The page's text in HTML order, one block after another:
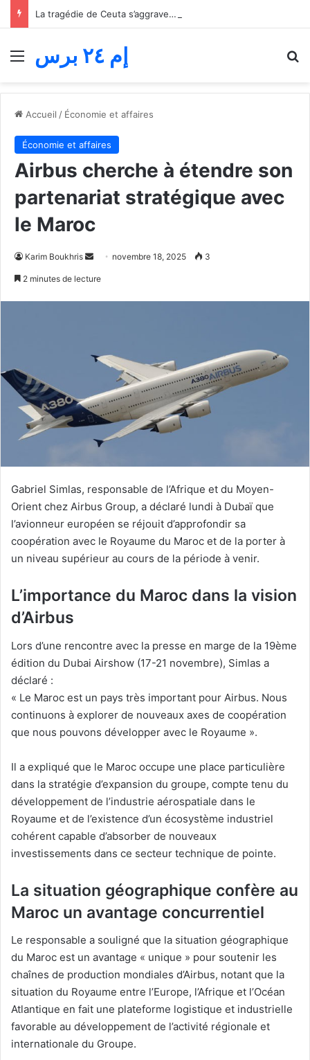
Menu إم ٢٤ برس
Accueil / Économie et affaires
Économie et affaires
Airbus cherche à étendre son
partenariat stratégique avec
le Maroc
Karim Boukhris
Envoyernovembre 18, 2025 3
2 minutes de lecture
Gabriel Simlas, responsable de l’Afrique et du Moyen-
Orient chez Airbus Group, a déclaré lundi à Dubaï que
l’avionneur européen se réjouit d’approfondir sa
coopération avec le Royaume du Maroc et de la porter à
un niveau supérieur au cours de la période à venir.
L’importance du Maroc dans la vision
d’Airbus
Lors d’une rencontre avec la presse en marge de la 19ème
édition du Dubai Airshow (17-21 novembre), Simlas a
déclaré :
« Le Maroc est un pays très important pour Airbus. Nous
continuons à explorer de nouveaux axes de coopération
que nous pouvons développer avec le Royaume ».
Il a expliqué que le Maroc occupe une place particulière
dans la stratégie d’expansion du groupe, compte tenu du
développement de l’industrie aérospatiale dans le
Royaume et de l’existence d’un écosystème industriel
cohérent capable d’absorber de nouveaux
investissements dans ce secteur technique de pointe.
La situation géographique confère au
Maroc un avantage concurrentiel
Le responsable a souligné que la situation géographique
du Maroc est un avantage « unique » pour soutenir les
chaînes de production mondiales d’Airbus, notant que la
situation du Royaume entre l’Europe, l’Afrique et l’Océan
Atlantique en fait une plateforme logistique et industrielle
favorable au développement de l’activité régionale et
internationale du Groupe.